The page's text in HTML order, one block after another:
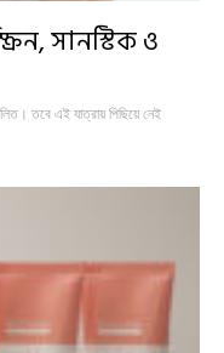
সানস্টিক ও
তবে এই যাত্রায় পিছিয়ে নেই